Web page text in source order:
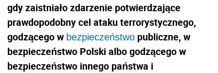
gdy zaistniało zdarzenie potwierdzające
prawdopodobny cel ataku terrorystycznego,
godzącego w bezpieczeństwo publiczne, w
bezpieczeństwo Polski albo godzącego w
bezpieczeństwo innego państwa i